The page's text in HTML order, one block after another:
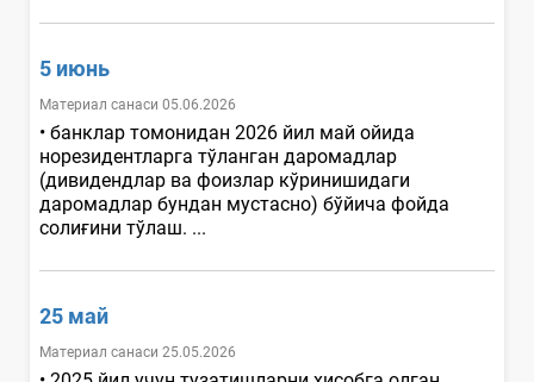
5 июнь
Материал санаси 05.06.2026
• банклар томонидан 2026 йил май ойида
норезидентларга тўланган даромадлар
(дивидендлар ва фоизлар кўринишидаги
даромадлар бундан мустасно) бўйича фойда
солиғини тўлаш. ...
25 май
Материал санаси 25.05.2026